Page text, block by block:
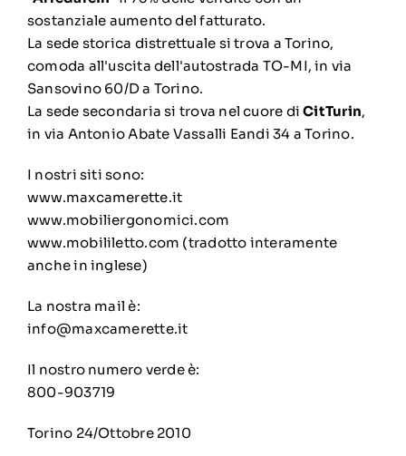
sostanziale aumento del fatturato.
La sede storica distrettuale si trova a Torino,
comoda all'uscita dell'autostrada TO-MI, in via
Sansovino 60/D a Torino.
La sede secondaria si trova nel cuore diCitTurin,
in via Antonio Abate Vassalli Eandi 34 a Torino.
I nostri siti sono:
www.maxcamerette.it
www.mobiliergonomici.com
www.mobililetto.com (tradotto interamente
anche in inglese)
La nostra mail è:
info@maxcamerette.it
Il nostro numero verde è:
800-903719
Torino 24/Ottobre 2010